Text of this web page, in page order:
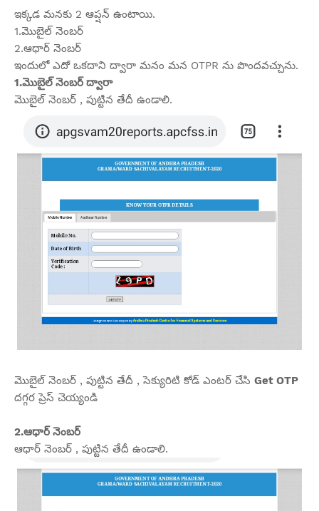
ఇక్కడ మనకు 2 ఆప్షన్ ఉంటాయి.
1.మొబైల్ నెంబర్
2.ఆధార్ నెంబర్
ఇందులో ఎదో ఒకదాని ద్వారా మనం మన OTPR ను పొందవచ్చును.
1.మొబైల్ నెంబర్ ద్వారా
మొబైల్ నెంబర్ , పుట్టిన తేదీ ఉండాలి.
మొబైల్ నెంబర్ , పుట్టిన తేదీ , సెక్యురిటి కోడ్ ఎంటర్ చేసి Get OTP
దగ్గర ప్రెస్ చెయ్యండి
2.ఆధార్ నెంబర్
ఆధార్ నెంబర్ , పుట్టిన తేదీ ఉండాలి.